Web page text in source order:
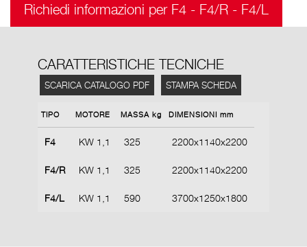
Richiedi informazioni per F4 - F4/R - F4/L
CARATTERISTICHE TECNICHE
SCARICA CATALOGO PDF STAMPA SCHEDA
TIPO MOTORE MASSA kg DIMENSIONI mm
F4 KW 1,1 325 2200x1140x2200
F4/R KW 1,1 325 2200x1140x2200
F4/L KW 1,1 590 3700x1250x1800